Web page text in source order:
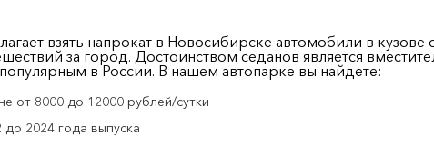
взять напрокат в Новосибирске автомобили в
за город. Достоинством седанов является
в России. В нашем автопарке вы найдете:
от 8000 до 12000 рублей/сутки
2024 года выпуска